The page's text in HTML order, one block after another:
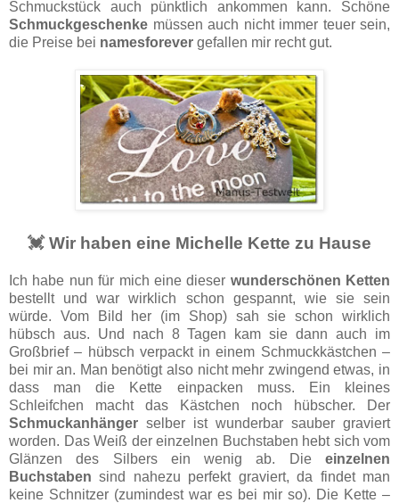
Schmuckstück auch pünktlich ankommen kann. Schöne
Schmuckgeschenke müssen auch nicht immer teuer sein,
die Preise bei namesforever gefallen mir recht gut.
💓 Wir haben eine Michelle Kette zu Hause
Ich habe nun für mich eine dieser wunderschönen Ketten
bestellt und war wirklich schon gespannt, wie sie sein
würde. Vom Bild her (im Shop) sah sie schon wirklich
hübsch aus. Und nach 8 Tagen kam sie dann auch im
Großbrief – hübsch verpackt in einem Schmuckkästchen –
bei mir an. Man benötigt also nicht mehr zwingend etwas, in
dass man die Kette einpacken muss. Ein kleines
Schleifchen macht das Kästchen noch hübscher. Der
Schmuckanhänger selber ist wunderbar sauber graviert
worden. Das Weiß der einzelnen Buchstaben hebt sich vom
Glänzen des Silbers ein wenig ab. Die einzelnen
Buchstaben sind nahezu perfekt graviert, da findet man
keine Schnitzer (zumindest war es bei mir so). Die Kette –